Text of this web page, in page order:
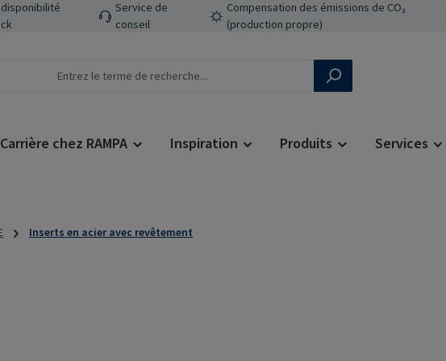
disponibilité
Service de
conseil
Compensation des émissions de CO₂
(production propre)
Carrière chez RAMPA Inspiration Produits Services
Inserts en acier avec revêtement